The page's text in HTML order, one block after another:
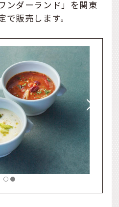
ンダーランド」を関東
販売します。